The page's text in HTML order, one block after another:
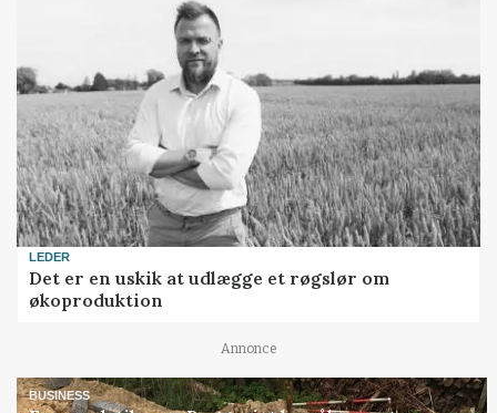
LEDER
Det er en uskik at udlægge et røgslør om
økoproduktion
Annonce
BUSINESS